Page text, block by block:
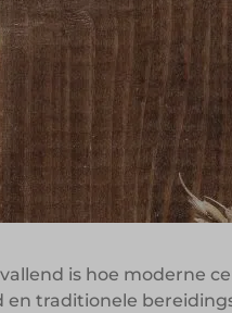
ontwikkeling. Vanuit
de kwaliteit beter te
en retailmarkt.
het
is hoe moderne
traditionele